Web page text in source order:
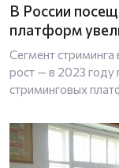
В России
платформ
Сегмент
рост — в 2023 году
стриминговых